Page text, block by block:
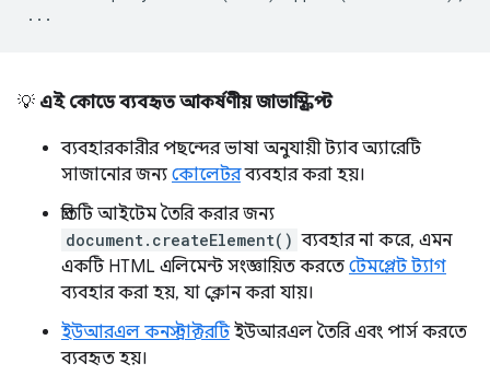
...
💡 এই কোডে ব্যবহৃত আকর্ষণীয় জাভাস্ক্রিপ্ট
ব্যবহারকারীর পছন্দের ভাষা অনুযায়ী ট্যাব অ্যারেটি
সাজানোর জন্য কোলেটরব্যবহার করা হয়।
প্রতিটি আইটেম তৈরি করার জন্য
document.createElement() ব্যবহার না করে, এমন
একটি HTML এলিমেন্ট সংজ্ঞায়িত করতে টেমপ্লেট ট্যাগ
ব্যবহার করা হয়, যা ক্লোন করা যায়।
ইউআরএল কনস্ট্রাক্টরটিইউআরএল তৈরি এবং পার্স করতে
ব্যবহৃত হয়।